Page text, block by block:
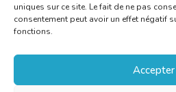
uniques sur ce site. Le fait de ne pas
consentement peut avoir un effet négatif
fonctions.
Accepter